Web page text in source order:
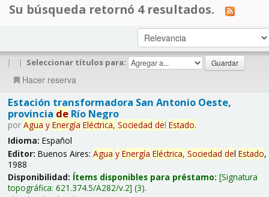
Su búsqueda retornó 4 resultados.
| | Seleccionar títulos para:
Hacer reserva
Estación transformadora San Antonio Oeste,
provincia deRío Negro
por Agua y Energía Eléctrica, Sociedad del Estado.
Idioma: Español
Editor: Buenos Aires: Agua y Energía Eléctrica, Sociedad del Estado,
1988
Disponibilidad: Ítems disponibles para préstamo: Signatura
topográfica: 621.374.5/A282/v.2 (3).